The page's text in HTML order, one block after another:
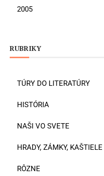
2005
RUBRIKY
TÚRY DO LITERATÚRY
HISTÓRIA
NAŠI VO SVETE
HRADY, ZÁMKY, KAŠTIELE
RÔZNE